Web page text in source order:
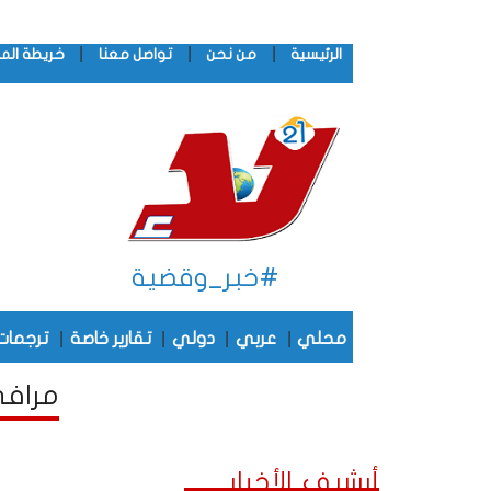
الرئيسية من نحن تواصل معنا خريطة
#خبر_وقضية
محلي عربي دولي تقارير خاصة
أرشيف الأخبار